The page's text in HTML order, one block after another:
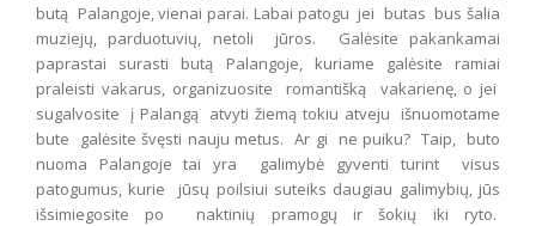
butą Palangoje, vienai parai. Labai patogu jei butas bus šalia
muziejų, parduotuvių, netoli jūros. Galėsite pakankamai
paprastai surasti butą Palangoje, kuriame galėsite ramiai
praleisti vakarus, organizuosite romantišką vakarienę, o jei
sugalvosite į Palangą atvyti žiemą tokiu atveju išnuomotame
bute galėsite švęsti nauju metus. Ar gi ne puiku? Taip, buto
nuoma Palangoje tai yra galimybė gyventi turint visus
patogumus, kurie jūsų poilsiui suteiks daugiau galimybių, jūs
išsimiegosite po naktinių pramogų ir šokių iki ryto.